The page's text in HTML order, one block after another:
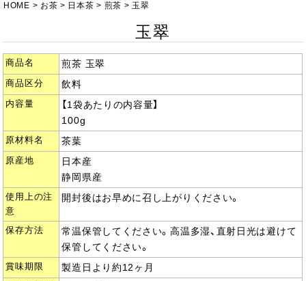
HOME お茶 日本茶 煎茶 玉翠
玉翠
商品名 煎茶 玉翠
商品区分 飲料
内容量
【1袋あたりの内容量】
100g
原材料名 茶葉
原産地
日本産
静岡県産
使用上の注
意
開封後はお早めに召し上がりください。
保存方法
常温保管してください。高温多湿、直射日光は避けて
保管してください。
賞味期限 製造日より約12ヶ月